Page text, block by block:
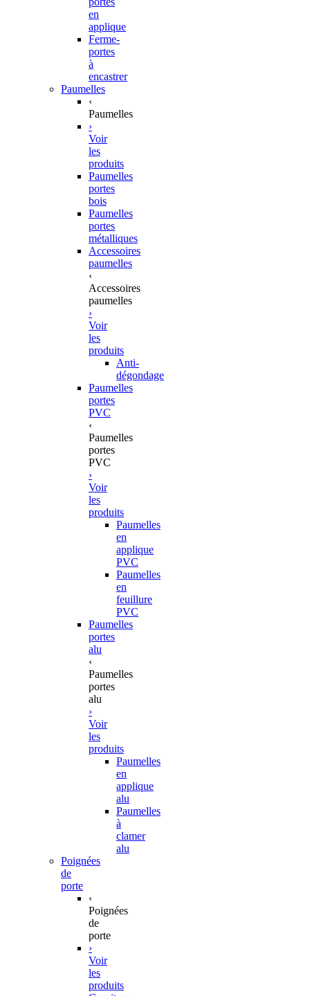
en
applique
Ferme-
portes
à
encastrer
Paumelles
‹
Paumelles
›
Voir
les
produits
Paumelles
portes
bois
Paumelles
portes
métalliques
Accessoires
paumelles
‹
Accessoires
paumelles
›
Voir
les
produits
Anti-
dégondage
Paumelles
portes
PVC
‹
Paumelles
portes
PVC
›
Voir
les
produits
Paumelles
en
applique
PVC
Paumelles
en
feuillure
PVC
Paumelles
portes
alu
‹
Paumelles
portes
alu
›
Voir
les
produits
Paumelles
en
applique
alu
Paumelles
à
clamer
alu
Poignées
de
porte
‹
Poignées
de
porte
›
Voir
les
produits